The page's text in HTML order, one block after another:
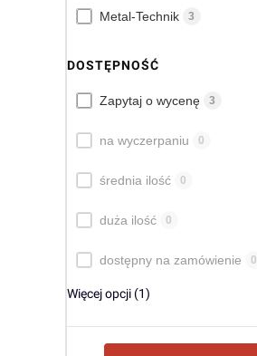
MarkaMetal-Technik 3
DOSTĘPNOŚĆ
DostępnośćZapytaj o wycenę 3
na wyczerpaniu 0
średnia ilość 0
duża ilość 0
dostępny na zamówienie 0
Więcej opcji (1)